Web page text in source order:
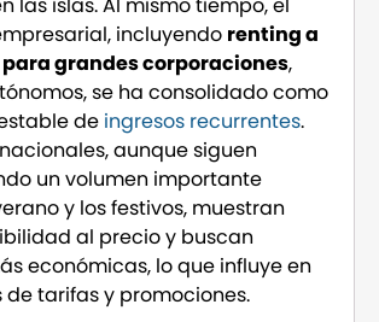
incluyendo renting a
grandes corporaciones,
se ha consolidado como
de ingresos recurrentes.
aunque siguen
un volumen importante
y los festivos, muestran
al precio y buscan
económicas, lo que influye en
tarifas y promociones.